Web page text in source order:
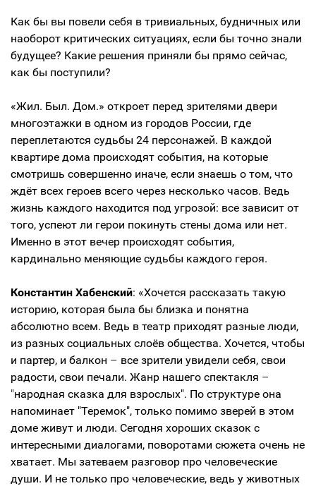
Как бы вы повели себя в тривиальных, будничных или
наоборот критических ситуациях, если бы точно знали
будущее? Какие решения приняли бы прямо сейчас,
как бы поступили?
«Жил. Был. Дом.» откроет перед зрителями двери
многоэтажки в одном из городов России, где
переплетаются судьбы 24 персонажей. В каждой
квартире дома происходят события, на которые
смотришь совершенно иначе, если знаешь о том, что
ждёт всех героев всего через несколько часов. Ведь
жизнь каждого находится под угрозой: все зависит от
того, успеют ли герои покинуть стены дома или нет.
Именно в этот вечер происходят события,
кардинально меняющие судьбы каждого героя.
Константин Хабенский: «Хочется рассказать такую
историю, которая была бы близка и понятна
абсолютно всем. Ведь в театр приходят разные люди,
из разных социальных слоёв общества. Хочется, чтобы
и партер, и балкон – все зрители увидели себя, свои
радости, свои печали. Жанр нашего спектакля –
"народная сказка для взрослых". По структуре она
напоминает "Теремок", только помимо зверей в этом
доме живут и люди. Сегодня хороших сказок с
интересными диалогами, поворотами сюжета очень не
хватает. Мы затеваем разговор про человеческие
души. И не только про человеческие, ведь у животных